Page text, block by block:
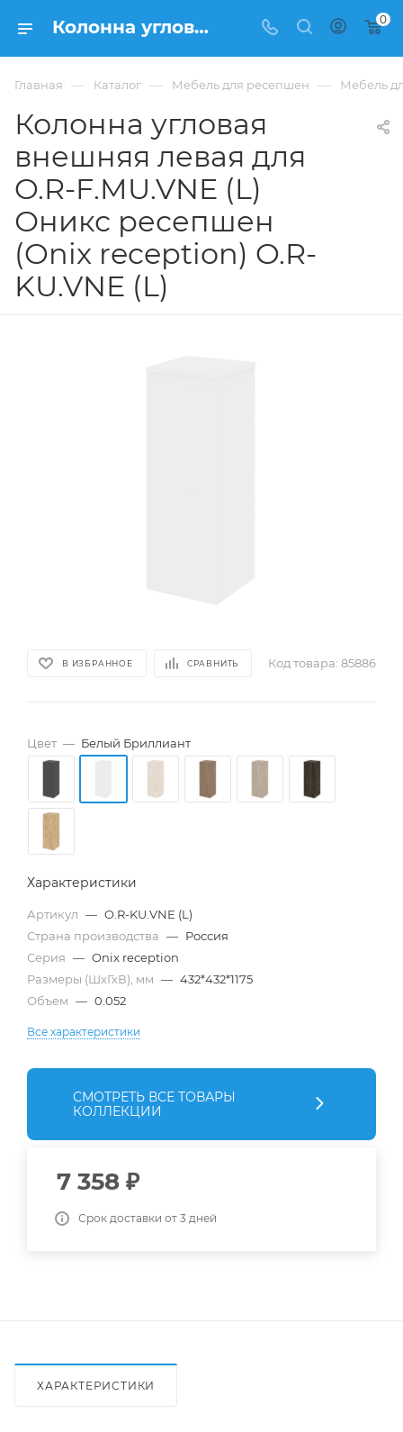
Колонна угловая внешняя левая для O.R-F.MU.VNE (L) Оникс ресепшен (Onix reception) O.R-KU.VNE (L) из ЛДСП купить в Москве, цена 7 358 ₽. - интернет-магазин ФРАНКОМ 0
Главная — Каталог — Мебель для ресепшен — Мебель
Колонна угловая
внешняя левая для
O.R-F.MU.VNE (L)
Оникс ресепшен
(Onix reception) O.R-
KU.VNE (L)
В ИЗБРАННОЕ СРАВНИТЬ Код товара: 85886
Цвет — Белый Бриллиант
Характеристики
Артикул — O.R-KU.VNE (L)
Страна производства — Россия
Серия — Onix reception
Размеры (ШхГхВ), мм — 432*432*1175
Объем — 0.052
Все характеристики
СМОТРЕТЬ ВСЕ ТОВАРЫ
КОЛЛЕКЦИИ
7 358 ₽
Срок доставки от 3 дней
ХАРАКТЕРИСТИКИ